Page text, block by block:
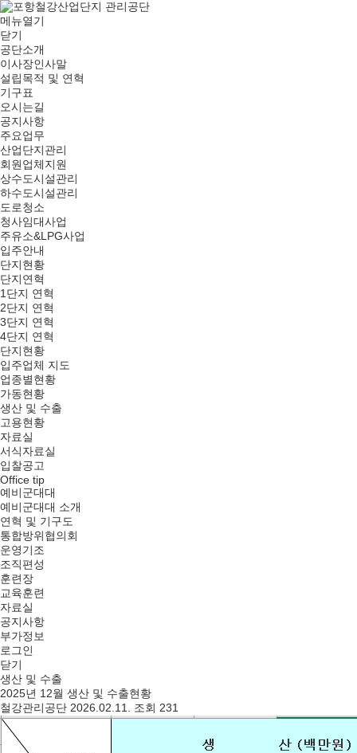
메뉴열기
닫기
공단소개
이사장인사말
설립목적 및 연혁
기구표
오시는길
공지사항
주요업무
산업단지관리
회원업체지원
상수도시설관리
하수도시설관리
도로청소
청사임대사업
주유소&LPG사업
입주안내
단지현황
단지연혁
1단지 연혁
2단지 연혁
3단지 연혁
4단지 연혁
단지현황
입주업체 지도
업종별현황
가동현황
생산 및 수출
고용현황
자료실
서식자료실
입찰공고
Office tip
예비군대대
예비군대대 소개
연혁 및 기구도
통합방위협의회
운영기조
조직편성
훈련장
교육훈련
자료실
공지사항
부가정보
로그인
닫기
생산 및 수출
2025년 12월 생산 및 수출현황
철강관리공단 2026.02.11. 조회 231